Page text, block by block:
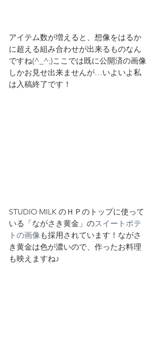
アイテム数が増えると、想像をはるか
に超える組み合わせが出来るものなん
ですね(^_^;)ここでは既に公開済の画像
しかお見せ出来ませんが…いよいよ私
は入稿終了です！
STUDIO MILK のＨＰのトップに使って
いる「ながさき黄金」のスイートポテ
トの画像 も採用されています！ながさ
き黄金は色が濃いので、作ったお料理
も映えますね♪